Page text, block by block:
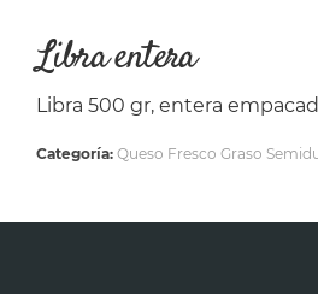
Libra entera
Libra 500 gr, entera
Categoría: Queso Fresco Graso